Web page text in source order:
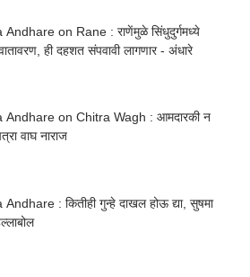
on Rane : राणेंमुळे सिंधुदुर्गमध्ये
ही दहशत संपवावी लागणार - अंधारे
Andhare on Chitra Wagh : आमदारकी न
वाघ नाराज
: कितीही गुन्हे दाखल होऊ द्या, सुषमा